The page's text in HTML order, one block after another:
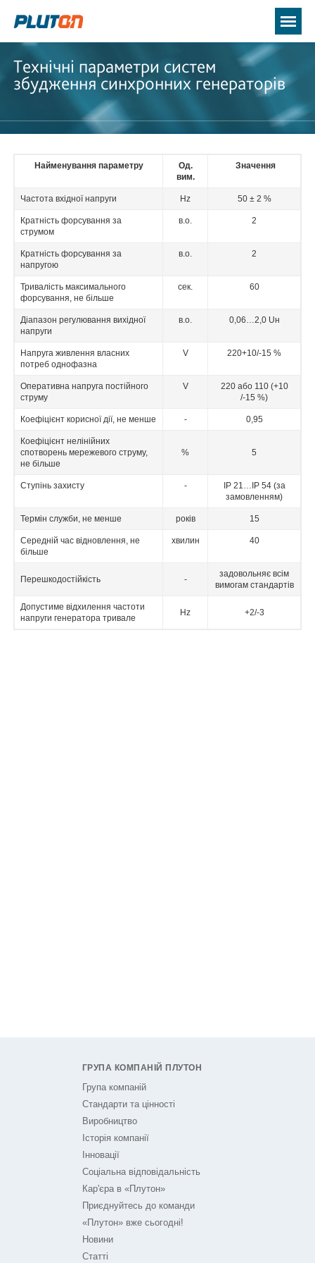
Технічні параметри систем
збудження синхронних генераторів
Найменування параметру
Од.
вим.
Значення
Частота вхідної напруги Hz 50 ± 2 %
Кратність форсування за
струмом
в.о. 2
Кратність форсування за
напругою
в.о. 2
Тривалість максимального
форсування, не більше
сек. 60
Діапазон регулювання вихідної
напруги
в.о. 0,06…2,0 Uн
Напруга живлення власних
потреб однофазна
V 220+10/-15 %
Оперативна напруга постійного
струму
V
220 або 110 (+10
/-15 %)
Коефіцієнт корисної дії, не менше - 0,95
Коефіцієнт нелінійних
спотворень мережевого струму,
не більше
% 5
Ступінь захисту -
IP 21…IP 54 (за
замовленням)
Термін служби, не менше років 15
Середній час відновлення, не
більше
хвилин 40
Перешкодостійкість -
задовольняє всім
вимогам стандартів
Допустиме відхилення частоти
напруги генератора тривале
Hz +2/-3
ГРУПА КОМПАНІЙ ПЛУТОН
Група компаній
Стандарти та цінності
Виробництво
Історія компанії
Інновації
Соціальна відповідальність
Кар'єра в «Плутон»
Приєднуйтесь до команди
«Плутон» вже сьогодні!
Новини
Статті